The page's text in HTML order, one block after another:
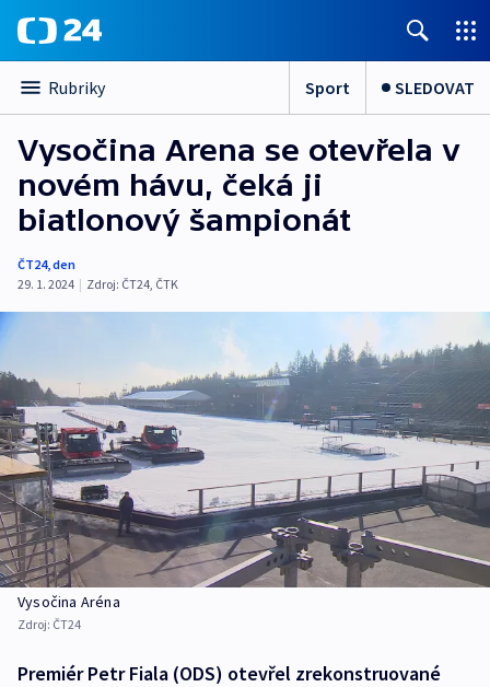
Rubriky Sport SLEDOVAT
Vysočina Arena se otevřela v
novém hávu, čeká ji
biatlonový šampionát
ČT24,den
29. 1. 2024 | Zdroj: ČT24, ČTK
Vysočina Aréna
Zdroj: ČT24
Premiér Petr Fiala (ODS) otevřel zrekonstruované